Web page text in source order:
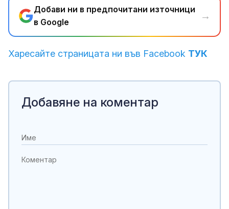
Добави ни в предпочитани източници
в Google
→
Харесайте страницата ни във Facebook ТУК
Добавяне на коментар